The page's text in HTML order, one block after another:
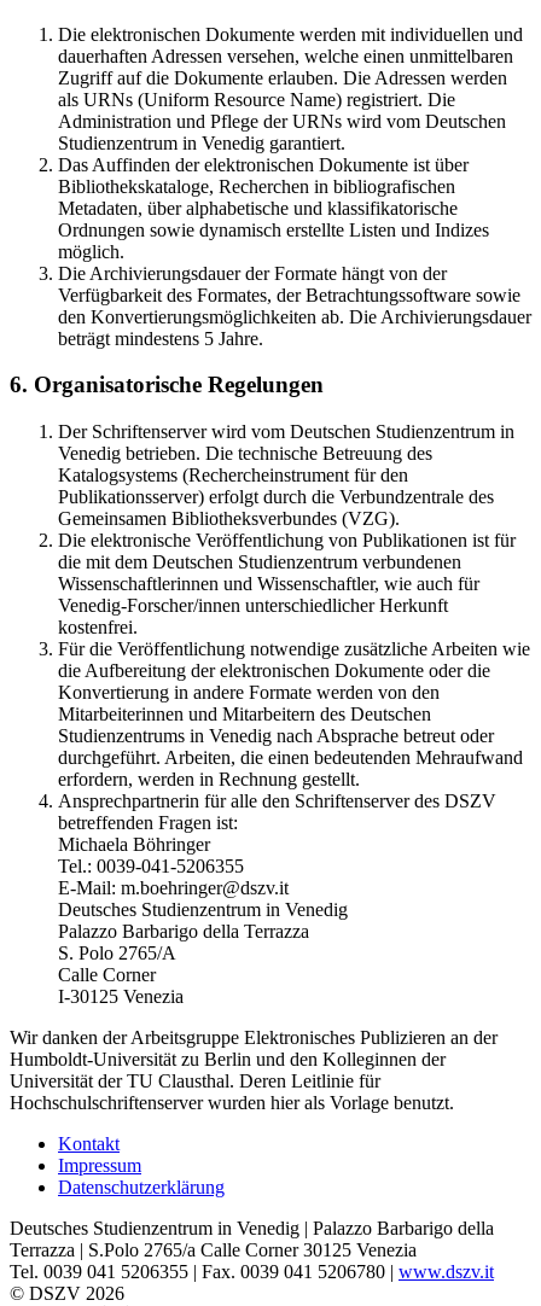
Die elektronischen Dokumente werden mit individuellen und
dauerhaften Adressen versehen, welche einen unmittelbaren
Zugriff auf die Dokumente erlauben. Die Adressen werden
als URNs (Uniform Resource Name) registriert. Die
Administration und Pflege der URNs wird vom Deutschen
Studienzentrum in Venedig garantiert.
Das Auffinden der elektronischen Dokumente ist über
Bibliothekskataloge, Recherchen in bibliografischen
Metadaten, über alphabetische und klassifikatorische
Ordnungen sowie dynamisch erstellte Listen und Indizes
möglich.
Die Archivierungsdauer der Formate hängt von der
Verfügbarkeit des Formates, der Betrachtungssoftware sowie
den Konvertierungsmöglichkeiten ab. Die Archivierungsdauer
beträgt mindestens 5 Jahre.
6. Organisatorische Regelungen
Der Schriftenserver wird vom Deutschen Studienzentrum in
Venedig betrieben. Die technische Betreuung des
Katalogsystems (Rechercheinstrument für den
Publikationsserver) erfolgt durch die Verbundzentrale des
Gemeinsamen Bibliotheksverbundes (VZG).
Die elektronische Veröffentlichung von Publikationen ist für
die mit dem Deutschen Studienzentrum verbundenen
Wissenschaftlerinnen und Wissenschaftler, wie auch für
Venedig-Forscher/innen unterschiedlicher Herkunft
kostenfrei.
Für die Veröffentlichung notwendige zusätzliche Arbeiten wie
die Aufbereitung der elektronischen Dokumente oder die
Konvertierung in andere Formate werden von den
Mitarbeiterinnen und Mitarbeitern des Deutschen
Studienzentrums in Venedig nach Absprache betreut oder
durchgeführt. Arbeiten, die einen bedeutenden Mehraufwand
erfordern, werden in Rechnung gestellt.
Ansprechpartnerin für alle den Schriftenserver des DSZV
betreffenden Fragen ist:
Michaela Böhringer
Tel.: 0039-041-5206355
E-Mail: m.boehringer@dszv.it
Deutsches Studienzentrum in Venedig
Palazzo Barbarigo della Terrazza
S. Polo 2765/A
Calle Corner
I-30125 Venezia
Wir danken der Arbeitsgruppe Elektronisches Publizieren an der
Humboldt-Universität zu Berlin und den Kolleginnen der
Universität der TU Clausthal. Deren Leitlinie für
Hochschulschriftenserver wurden hier als Vorlage benutzt.
Kontakt
Impressum
Datenschutzerklärung
Deutsches Studienzentrum in Venedig | Palazzo Barbarigo della
Terrazza | S.Polo 2765/a Calle Corner 30125 Venezia
Tel. 0039 041 5206355 | Fax. 0039 041 5206780 | www.dszv.it
© DSZV 2026